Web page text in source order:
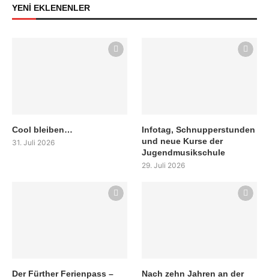
YENİ EKLENENLER
Cool bleiben…
31. Juli 2026
Infotag, Schnupperstunden
und neue Kurse der
Jugendmusikschule
29. Juli 2026
Der Fürther Ferienpass –
Nach zehn Jahren an der